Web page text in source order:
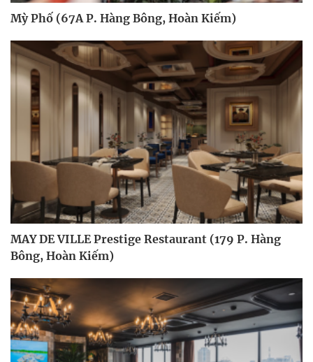
Mỳ Phố (67A P. Hàng Bông, Hoàn Kiếm)
MAY DE VILLE Prestige Restaurant (179 P. Hàng
Bông, Hoàn Kiếm)